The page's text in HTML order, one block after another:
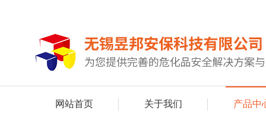
网站首页 关于我们 产品中